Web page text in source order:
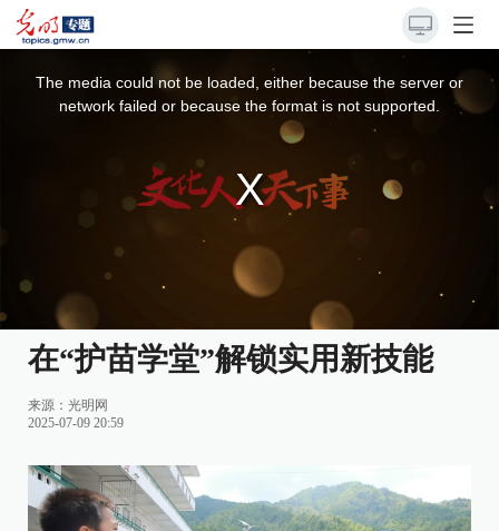
The media could not be loaded, either because the server or
network failed or because the format is not supported.
在“护苗学堂”解锁实用新技能
来源： 光明网
2025-07-09 20:59